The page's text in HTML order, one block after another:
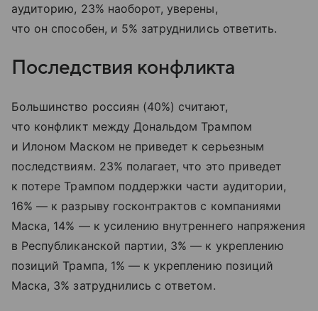
аудиторию, 23% наоборот, уверены,
что он способен, и 5% затруднились ответить.
Последствия конфликта
Большинство россиян (40%) считают,
что конфликт между Дональдом Трампом
и Илоном Маском не приведет к серьезным
последствиям. 23% полагает, что это приведет
к потере Трампом поддержки части аудитории,
16% — к разрыву госконтрактов с компаниями
Маска, 14% — к усилению внутреннего напряжения
в Республиканской партии, 3% — к укреплению
позиций Трампа, 1% — к укреплению позиций
Маска, 3% затруднились с ответом.